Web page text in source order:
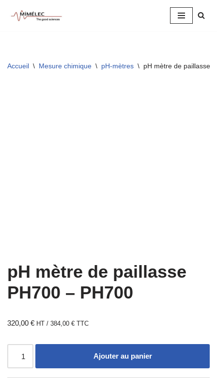
Accueil \ Mesure chimique \ pH-mètres \ pH mètre de paillasse
pH mètre de paillasse
PH700 – PH700
320,00 € HT / 384,00 € TTC
Ajouter au panier